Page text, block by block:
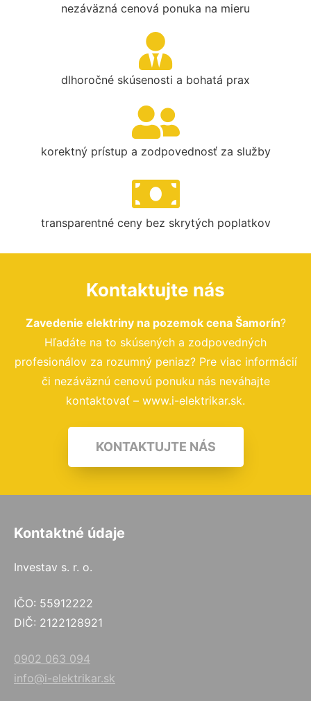
nezáväzná cenová ponuka na mieru
dlhoročné skúsenosti a bohatá prax
korektný prístup a zodpovednosť za služby
transparentné ceny bez skrytých poplatkov
Kontaktujte nás
Zavedenie elektriny na pozemok cena Šamorín?
Hľadáte na to skúsených a zodpovedných
profesionálov za rozumný peniaz? Pre viac informácií
či nezáväznú cenovú ponuku nás neváhajte
kontaktovať – www.i-elektrikar.sk.
KONTAKTUJTE NÁS
Kontaktné údaje
Investav s. r. o.
IČO: 55912222
DIČ: 2122128921
0902 063 094
info@i-elektrikar.sk